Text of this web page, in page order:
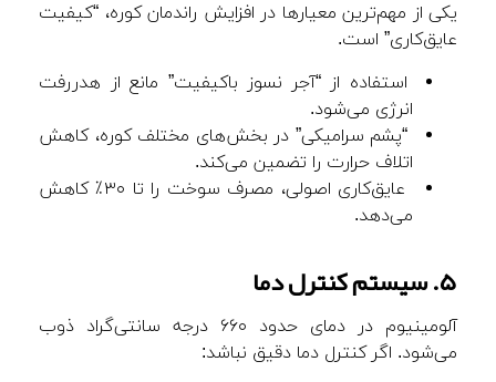
یکی از مهم‌ترین معیارها در افزایش راندمان کوره، “کیفیت
عایق‌کاری” است.
استفاده از “آجر نسوز باکیفیت” مانع از هدررفت
انرژی می‌شود.
“پشم سرامیکی” در بخش‌های مختلف کوره، کاهش
اتلاف حرارت را تضمین می‌کند.
عایق‌کاری اصولی، مصرف سوخت را تا ۳۰٪ کاهش
می‌دهد.
۵. سیستم کنترل دما
آلومینیوم در دمای حدود ۶۶۰ درجه سانتی‌گراد ذوب
می‌شود. اگر کنترل دما دقیق نباشد: